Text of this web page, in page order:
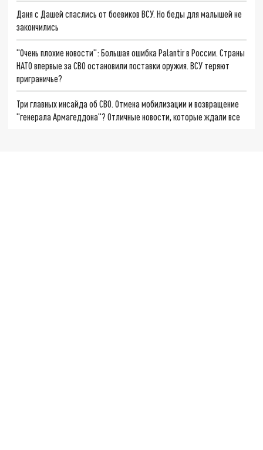
Даня с Дашей спаслись от боевиков ВСУ. Но беды для малышей не
закончились
"Очень плохие новости": Большая ошибка Palantir в России. Страны
НАТО впервые за СВО остановили поставки оружия. ВСУ теряют
приграничье?
Три главных инсайда об СВО. Отмена мобилизации и возвращение
"генерала Армагеддона"? Отличные новости, которые ждали все